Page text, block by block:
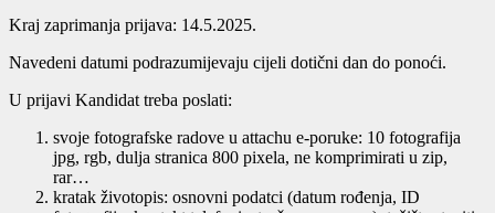
Kraj zaprimanja prijava: 14.5.2025.
Navedeni datumi podrazumijevaju cijeli dotični dan do ponoći.
U prijavi Kandidat treba poslati:
svoje fotografske radove u attachu e-poruke: 10 fotografija
jpg, rgb, dulja stranica 800 pixela, ne komprimirati u zip,
rar…
kratak životopis: osnovni podatci (datum rođenja, ID